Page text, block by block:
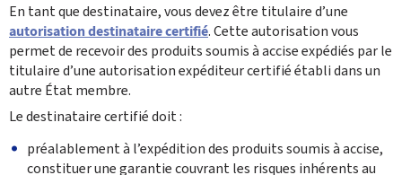
En tant que destinataire, vous devez être titulaire d’une
autorisation destinataire certifié. Cette autorisation vous
permet de recevoir des produits soumis à accise expédiés par le
titulaire d’une autorisation expéditeur certifié établi dans un
autre État membre.
Le destinataire certifié doit :
préalablement à l’expédition des produits soumis à accise,
constituer une garantie couvrant les risques inhérents au